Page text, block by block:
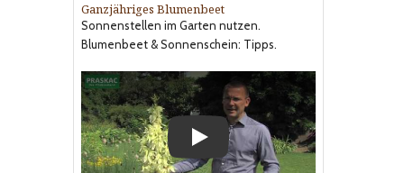
Ganzjähriges Blumenbeet
Sonnenstellen im Garten nutzen.
Blumenbeet & Sonnenschein: Tipps.